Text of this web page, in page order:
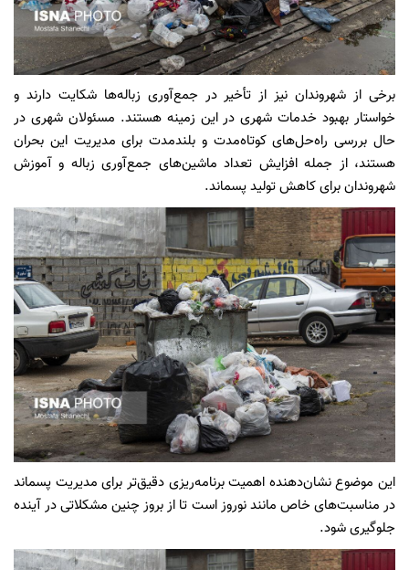
برخی از شهروندان نیز از تأخیر در جمع‌آوری زباله‌ها شکایت دارند و
خواستار بهبود خدمات شهری در این زمینه هستند. مسئولان شهری در
حال بررسی راه‌حل‌های کوتاه‌مدت و بلندمدت برای مدیریت این بحران
هستند، از جمله افزایش تعداد ماشین‌های جمع‌آوری زباله و آموزش
شهروندان برای کاهش تولید پسماند.
این موضوع نشان‌دهنده اهمیت برنامه‌ریزی دقیق‌تر برای مدیریت پسماند
در مناسبت‌های خاص مانند نوروز است تا از بروز چنین مشکلاتی در آینده
جلوگیری شود.